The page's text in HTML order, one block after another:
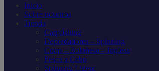
Inicio
Sobre nosotros
Tienda
Carpfishing
Depredadores – Spinning
Coup – Boloñesa – Inglesa
Pesca a Cebo
Spinning Ligero